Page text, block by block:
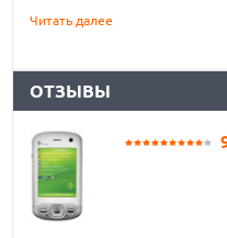
Читать далее
ОТЗЫВЫ